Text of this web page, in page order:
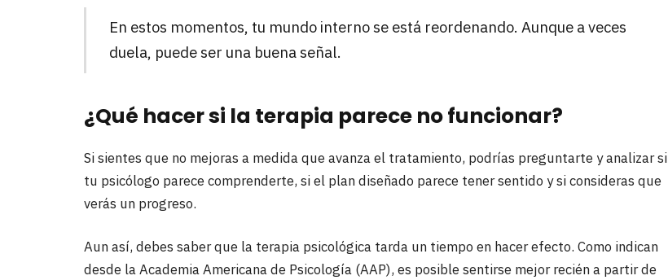
En estos momentos, tu mundo interno se está reordenando. Aunque a veces
duela, puede ser una buena señal.
¿Qué hacer si la terapia parece no funcionar?
Si sientes que no mejoras a medida que avanza el tratamiento, podrías preguntarte y analizar si
tu psicólogo parece comprenderte, si el plan diseñado parece tener sentido y si consideras que
verás un progreso.
Aun así, debes saber que la terapia psicológica tarda un tiempo en hacer efecto. Como indican
desde la Academia Americana de Psicología (AAP), es posible sentirse mejor recién a partir de